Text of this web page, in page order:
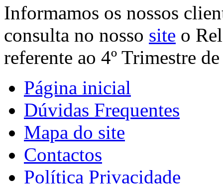
Informamos os nossos
consulta no nosso site o
referente ao 4º Trimestre
Página inicial
Dúvidas Frequentes
Mapa do site
Contactos
Política Privacidade